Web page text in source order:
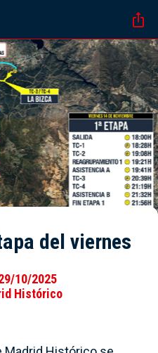
del viernes
10/2025
Histórico